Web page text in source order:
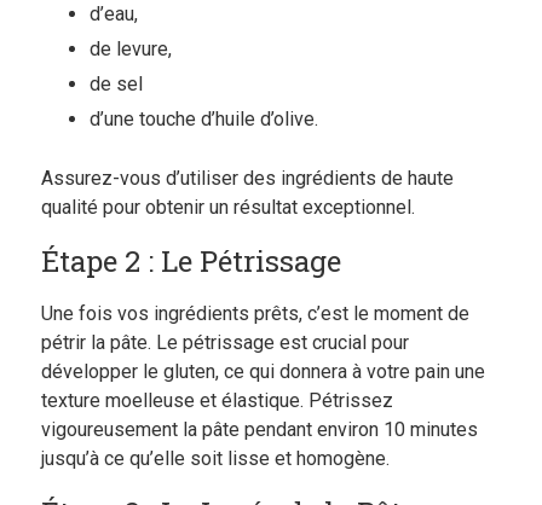
d’eau,
de levure,
de sel
d’une touche d’huile d’olive.
Assurez-vous d’utiliser des ingrédients de haute
qualité pour obtenir un résultat exceptionnel.
Étape 2 : Le Pétrissage
Une fois vos ingrédients prêts, c’est le moment de
pétrir la pâte. Le pétrissage est crucial pour
développer le gluten, ce qui donnera à votre pain une
texture moelleuse et élastique. Pétrissez
vigoureusement la pâte pendant environ 10 minutes
jusqu’à ce qu’elle soit lisse et homogène.